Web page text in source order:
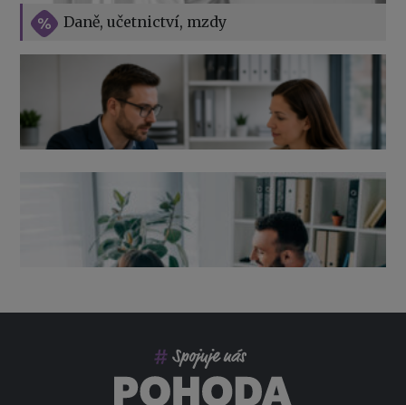
Daně, učetnictví, mzdy
Vše o překážkách v práci na straně zaměstnavatele
Výpověď ze zdravotních důvodů 2026 – průvodce pro
zaměstnavatele